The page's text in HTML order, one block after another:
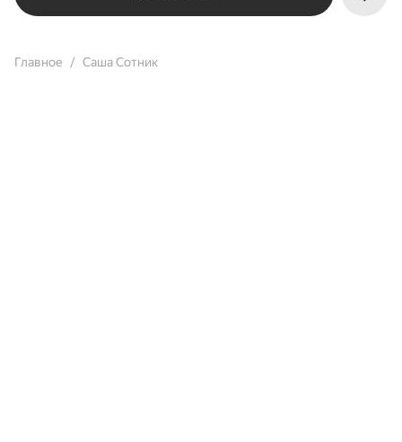
Главное Саша Сотник